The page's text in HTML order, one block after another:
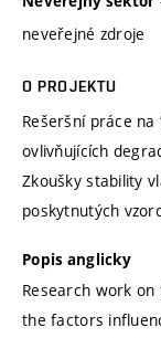
neveřejné zdroje
O PROJEKTU
Rešeršní práce
ovlivňujících
Zkoušky stability
poskytnutých
Popis anglicky
Research work
the factors